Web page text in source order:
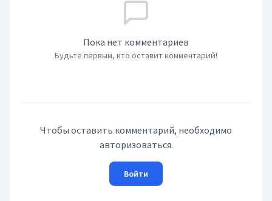
Пока нет комментариев
Будьте первым, кто оставит комментарий!
Чтобы оставить комментарий, необходимо
авторизоваться.
Войти